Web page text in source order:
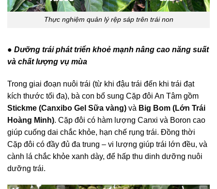
Thực nghiệm quản lý rệp sáp trên trái non
● Dưỡng trái phát triển khoẻ mạnh nâng cao năng suất
và chất lượng vụ mùa
Trong giai đoạn nuôi trái (từ khi đậu trái đến khi trái đạt
kích thước tối đa), bà con bổ sung Cặp đôi An Tâm gồm
Stickme (Canxibo Gel Sữa vàng) và Big Bom (Lớn Trái
Hoàng Minh). Cặp đôi có hàm lượng Canxi và Boron cao
giúp cuống dai chắc khỏe, hạn chế rụng trái. Đồng thời
Cặp đôi có đầy đủ đa trung – vi lượng giúp trái lớn đều, và
cành lá chắc khỏe xanh dày, để hấp thu dinh dưỡng nuôi
dưỡng trái.